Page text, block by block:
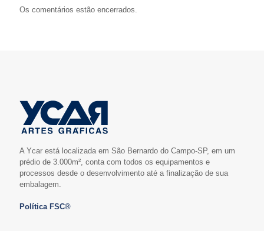
Os comentários estão encerrados.
A Ycar está localizada em São Bernardo do Campo-SP, em um
prédio de 3.000m², conta com todos os equipamentos e
processos desde o desenvolvimento até a finalização de sua
embalagem.
Política FSC®